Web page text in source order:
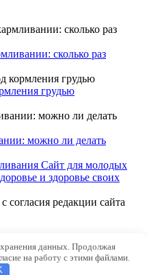
сколько раз
грудью
можно ли делать
Сайт для молодых
и здоровье своих
согласия редакции сайта
данных. Продолжая
на работу с этими файлами.